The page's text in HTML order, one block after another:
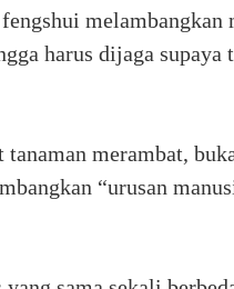
harus dijaga supaya
merambat,
“urusan